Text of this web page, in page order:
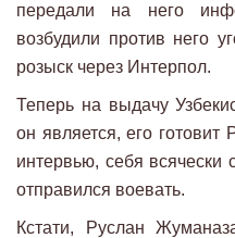
передали на него
возбудили против него
розыск через Интерпол.
Теперь на выдачу
он является, его готовит
интервью, себя всячески
отправился воевать.
Кстати, Руслан